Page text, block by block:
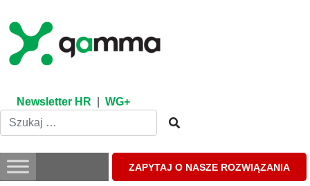
content
Newsletter HR WG+
ZAPYTAJ O NASZE ROZWIĄZANIA